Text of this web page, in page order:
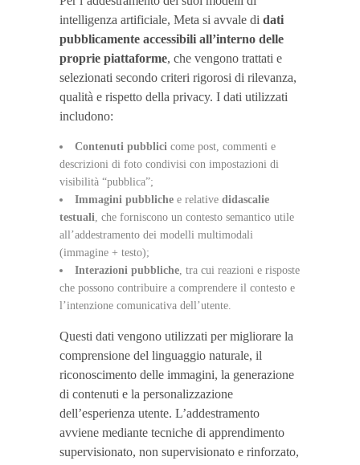
intelligenza artificiale, Meta si avvale di dati
pubblicamente accessibili all’interno delle
proprie piattaforme, che vengono trattati e
selezionati secondo criteri rigorosi di rilevanza,
qualità e rispetto della privacy. I dati utilizzati
includono:
Contenuti pubblici come post, commenti e
descrizioni di foto condivisi con impostazioni di
visibilità “pubblica”;
Immagini pubbliche e relative didascalie
testuali, che forniscono un contesto semantico utile
all’addestramento dei modelli multimodali
(immagine + testo);
Interazioni pubbliche, tra cui reazioni e risposte
che possono contribuire a comprendere il contesto e
l’intenzione comunicativa dell’utente.
Questi dati vengono utilizzati per migliorare la
comprensione del linguaggio naturale, il
riconoscimento delle immagini, la generazione
di contenuti e la personalizzazione
dell’esperienza utente. L’addestramento
avviene mediante tecniche di apprendimento
supervisionato, non supervisionato e rinforzato,